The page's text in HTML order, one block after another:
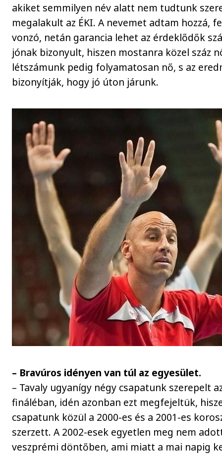
akiket semmilyen név alatt nem tudtunk
megalakult az ÉKI. A nevemet adtam hozzá,
vonzó, netán garancia lehet az érdeklődők
jónak bizonyult, hiszen mostanra közel száz
létszámunk pedig folyamatosan nő, s az
bizonyítják, hogy jó úton járunk.
– Bravúros idényen van túl az egyesület.
– Tavaly ugyanígy négy csapatunk szerepelt
fináléban, idén azonban ezt megfejeltük,
csapatunk közül a 2000-es és a 2001-es
szerzett. A 2002-esek egyetlen meg nem
veszprémi döntőben, ami miatt a mai napig